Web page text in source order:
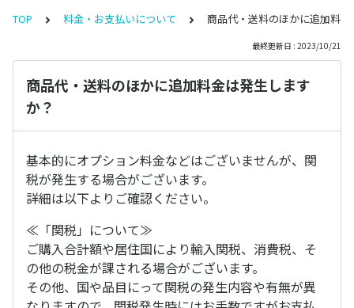
TOP 料金・お支払いについて 商品代・送料のほかに追加料
最終更新日 : 2023/10/21
商品代・送料のほかに追加料金は発生します
か？
基本的にオプション料金などはございませんが、関
税が発生する場合がございます。
詳細は以下よりご確認ください。
≪「関税」について≫
ご購入合計額や居住国により輸入関税、消費税、そ
の他の税金が課される場合がございます。
その他、国や品目にって関税の発生内容や有無が異